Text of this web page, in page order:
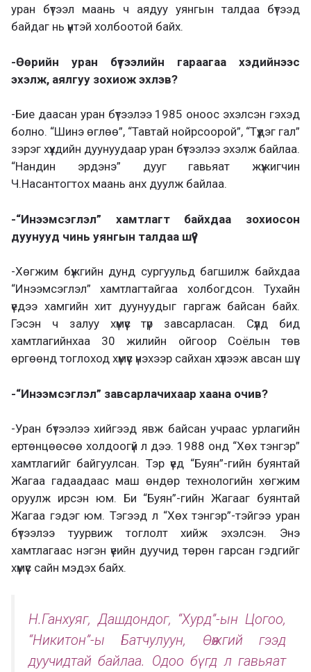
уран бүтээл маань ч аядуу уянгын талдаа бүтээд
байдаг нь үүнтэй холбоотой байх.
-Өөрийн уран бүтээлийн гараагаа хэдийнээс
эхэлж, аялгуу зохиож эхлэв?
-Бие даасан уран бүтээлээ 1985 оноос эхэлсэн гэхэд
болно. “Шинэ өглөө”, “Тавтай нойрсоорой”, “Түүдэг гал”
зэрэг хүүхдийн дуунуудаар уран бүтээлээ эхэлж байлаа.
“Нандин эрдэнэ” дууг гавьяат жүжигчин
Ч.Насантогтох маань анх дуулж байлаа.
-“Инээмсэглэл” хамтлагт байхдаа зохиосон
дуунууд чинь уянгын талдаа шүү?
-Хөгжим бүжгийн дунд сургуульд багшилж байхдаа
“Инээмсэглэл” хамтлагтайгаа холбогдсон. Тухайн
үедээ хамгийн хит дуунуудыг гаргаж байсан байх.
Гэсэн ч залуу хүмүүс түр завсарласан. Сүүлд бид
хамтлагийнхаа 30 жилийн ойгоор Соёлын төв
өргөөнд тоглоход хүмүүс үнэхээр сайхан хүлээж авсан шүү.
-“Инээмсэглэл” завсарлачихаар хаана очив?
-Уран бүтээлээ хийгээд явж байсан учраас урлагийн
ертөнцөөсөө холдоогүй л дээ. 1988 онд “Хөх тэнгэр”
хамтлагийг байгуулсан. Тэр үед “Буян”-гийн буянтай
Жагаа гадаадаас маш өндөр технологийн хөгжим
оруулж ирсэн юм. Би “Буян”-гийн Жагааг буянтай
Жагаа гэдэг юм. Тэгээд л “Хөх тэнгэр”-тэйгээ уран
бүтээлээ туурвиж тоглолт хийж эхэлсэн. Энэ
хамтлагаас нэгэн үеийн дуучид төрөн гарсан гэдгийг
хүмүүс сайн мэдэх байх.
Н.Ганхуяг, Дашдондог, “Хурд”-ын Цогоо,
“Никитон”-ы Батчулуун, Өөжгий гээд
дуучидтай байлаа. Одоо бүгд л гавьяат